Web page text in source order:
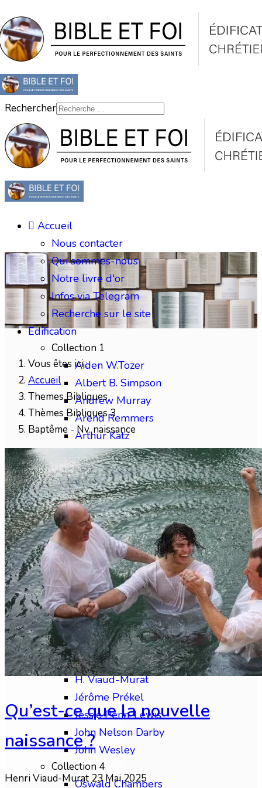
Rechercher
Accueil
Nous contacter
Qui sommes-nous
Notre livre d'or
Infos via Telegram
Recherche sur le site
Edification
Collection 1
Aiden W.Tozer
Albert B. Simpson
Andrew Murray
Arend Remmers
Arthur Katz
Austin Sparks
Benjamin Gabelle
Collection 2
Charles H.Mackintosh
Charles Spurgeon
Chip Brogden
Christian Briem
Charles Finney
David Wilkerson
Edward M. Bounds
Collection 3
Frédéric Gabelle
Frederick B. Meyer
H. Viaud-Murat
Jérôme Prékel
Jessie Penn-Lewis
John Nelson Darby
John Wesley
Collection 4
Oswald Chambers
Vous êtes ici :
Accueil
Themes Bibliques
Thèmes Bibliques 3
Baptême - Nv. naissance
Qu’est-ce que la nouvelle
naissance ?
Henri Viaud-Murat 23 Mai 2025